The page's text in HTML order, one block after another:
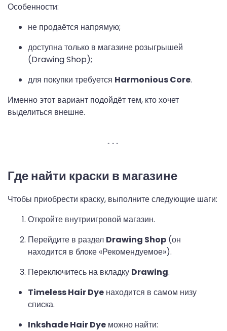
Особенности:
не продаётся напрямую;
доступна только в магазине розыгрышей
(Drawing Shop);
для покупки требуется Harmonious Core.
Именно этот вариант подойдёт тем, кто хочет
выделиться внешне.
Где найти краски в магазине
Чтобы приобрести краску, выполните следующие шаги:
Откройте внутриигровой магазин.
Перейдите в раздел Drawing Shop (он
находится в блоке «Рекомендуемое»).
Переключитесь на вкладку Drawing.
Timeless Hair Dye находится в самом низу
списка.
Inkshade Hair Dye можно найти: